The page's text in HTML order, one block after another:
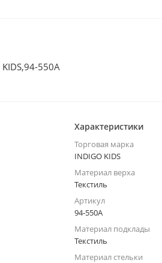
550A
Характеристики
Торговая марка
INDIGO KIDS
Материал верха
Текстиль
Артикул
94-550A
Материал подклады
Текстиль
Материал стельки